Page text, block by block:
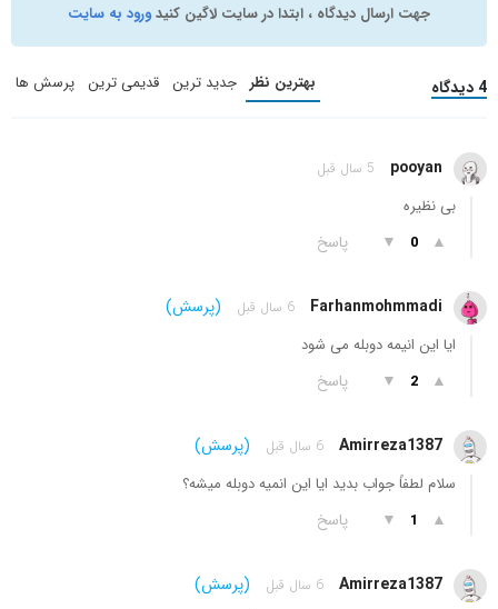
جهت ارسال دیدگاه ، ابتدا در سایت لاگین کنیدورود به سایت
4 دیدگاه بهترین نظر جدید ترین قدیمی ترین پرسش ها
pooyan 5 سال قبل
بی نظیره
▲
0
▼ پاسخ
Farhanmohmmadi 6 سال قبل (پرسش)
ایا این انیمه دوبله می شود
▲
2
▼ پاسخ
Amirreza1387 6 سال قبل (پرسش)
سلام لطفاً جواب بدید ایا این انمیه دوبله میشه؟
▲
1
▼ پاسخ
Amirreza1387 6 سال قبل (پرسش)